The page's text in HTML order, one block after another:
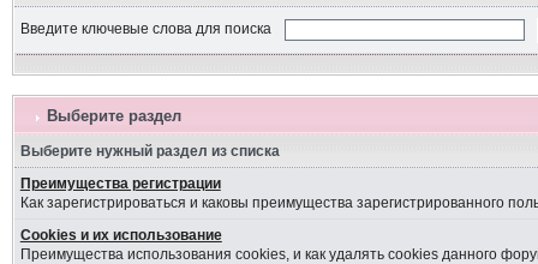
Введите ключевые слова для поиска
Выберите раздел
Выберите нужный раздел из списка
Преимущества регистрации
Как зарегистрироваться и каковы преимущества зарегистрированного
Cookies и их использование
Преимущества использования cookies, и как удалять cookies данного